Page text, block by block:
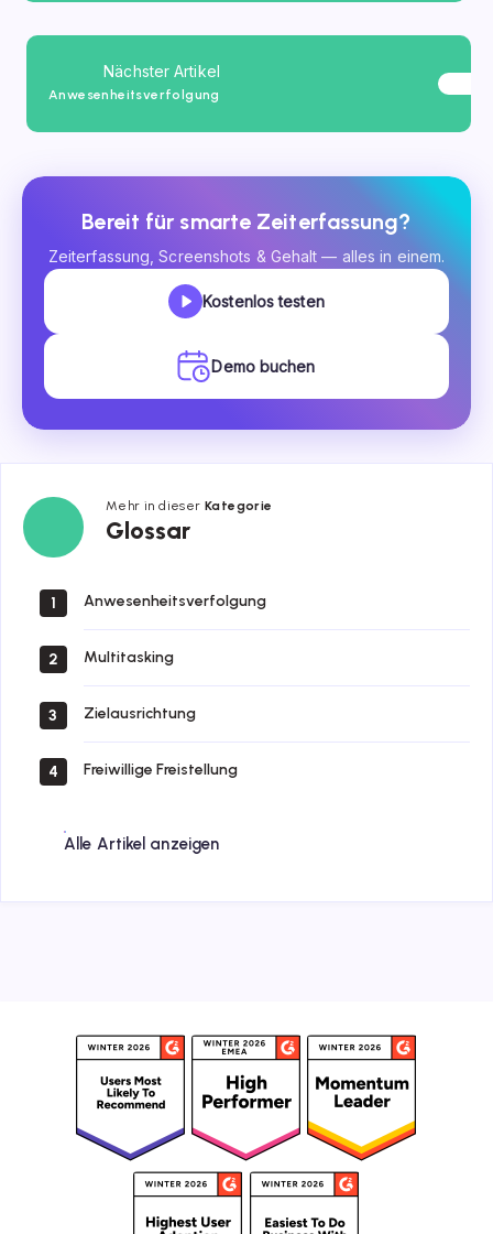
Nächster Artikel
Anwesenheitsverfolgung
Bereit für smarte Zeiterfassung?
Zeiterfassung, Screenshots & Gehalt — alles in einem.
Kostenlos testen
Demo buchen
Mehr in dieser Kategorie
Glossar
Glossar
1 Anwesenheitsverfolgung
2 Multitasking
3 Zielausrichtung
4 Freiwillige Freistellung
Alle Artikel anzeigen